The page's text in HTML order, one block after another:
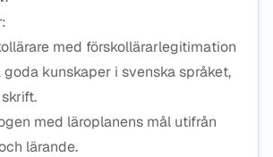
med förskollärarlegitimation
goda kunskaper i svenska språket,
med läroplanens mål utifrån
lärande.